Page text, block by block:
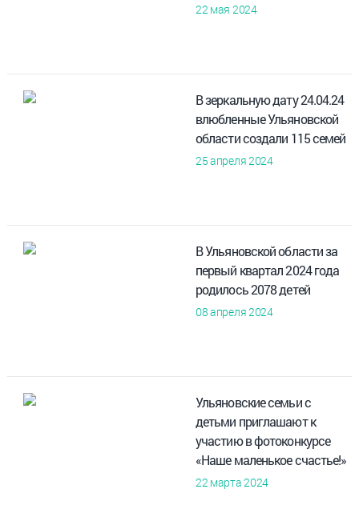
22 мая 2024
В зеркальную дату 24.04.24
влюбленные Ульяновской
области создали 115 семей
25 апреля 2024
В Ульяновской области за
первый квартал 2024 года
родилось 2078 детей
08 апреля 2024
Ульяновские семьи с
детьми приглашают к
участию в фотоконкурсе
«Наше маленькое счастье!»
22 марта 2024